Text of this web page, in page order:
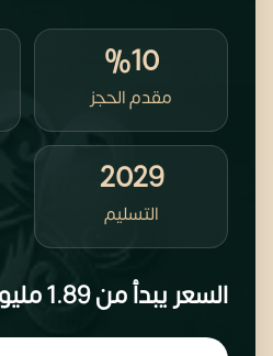
%10
مقدم الحجز
2029
التسليم
السعر يبدأ من1.89 مليون